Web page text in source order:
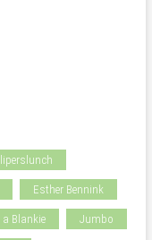
Esther Bennink
Blankie Jumbo